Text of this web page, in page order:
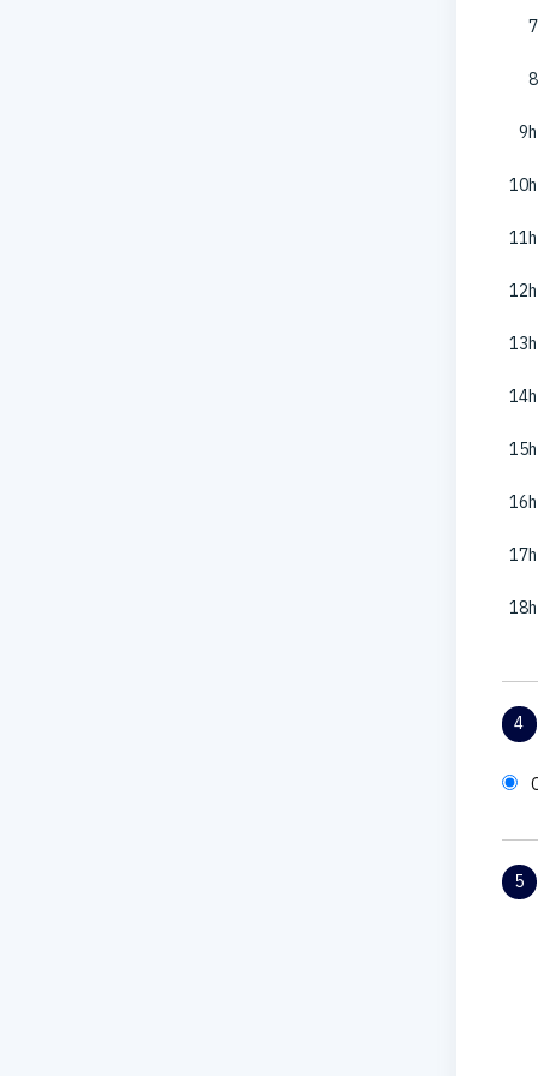
4
5